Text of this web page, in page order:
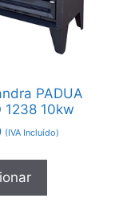
PADUA
1238 10kw
(IVA Incluído)